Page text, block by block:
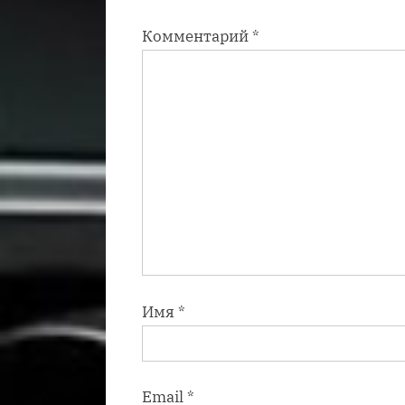
с
Комментарий*
Имя *
Email*